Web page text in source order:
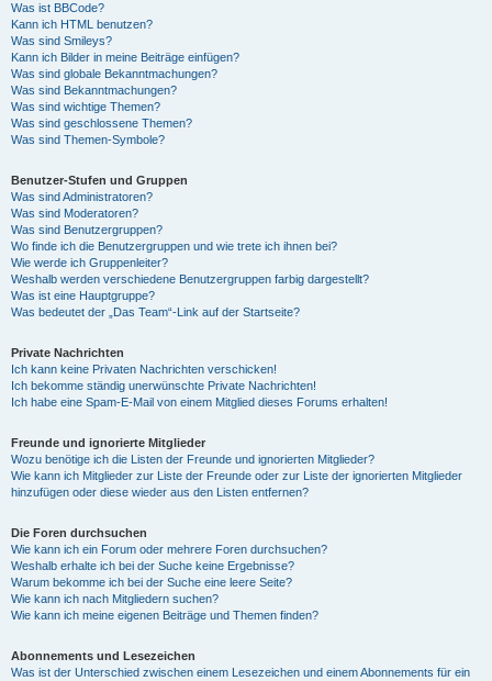
Was ist BBCode?
Kann ich HTML benutzen?
Was sind Smileys?
Kann ich Bilder in meine Beiträge einfügen?
Was sind globale Bekanntmachungen?
Was sind Bekanntmachungen?
Was sind wichtige Themen?
Was sind geschlossene Themen?
Was sind Themen-Symbole?
Benutzer-Stufen und Gruppen
Was sind Administratoren?
Was sind Moderatoren?
Was sind Benutzergruppen?
Wo finde ich die Benutzergruppen und wie trete ich ihnen bei?
Wie werde ich Gruppenleiter?
Weshalb werden verschiedene Benutzergruppen farbig dargestellt?
Was ist eine Hauptgruppe?
Was bedeutet der „Das Team“-Link auf der Startseite?
Private Nachrichten
Ich kann keine Privaten Nachrichten verschicken!
Ich bekomme ständig unerwünschte Private Nachrichten!
Ich habe eine Spam-E-Mail von einem Mitglied dieses Forums erhalten!
Freunde und ignorierte Mitglieder
Wozu benötige ich die Listen der Freunde und ignorierten Mitglieder?
Wie kann ich Mitglieder zur Liste der Freunde oder zur Liste der ignorierten Mitglieder
hinzufügen oder diese wieder aus den Listen entfernen?
Die Foren durchsuchen
Wie kann ich ein Forum oder mehrere Foren durchsuchen?
Weshalb erhalte ich bei der Suche keine Ergebnisse?
Warum bekomme ich bei der Suche eine leere Seite?
Wie kann ich nach Mitgliedern suchen?
Wie kann ich meine eigenen Beiträge und Themen finden?
Abonnements und Lesezeichen
Was ist der Unterschied zwischen einem Lesezeichen und einem Abonnements für ein